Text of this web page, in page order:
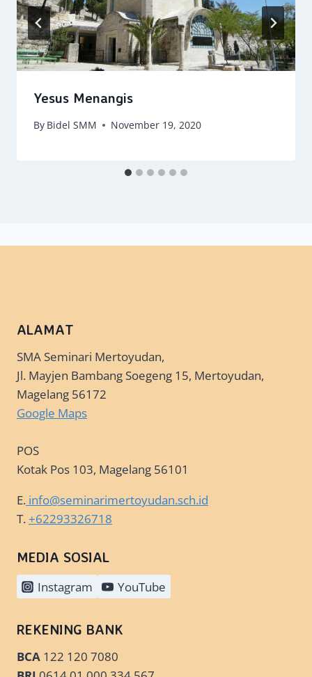
Yesus Menangis
By Bidel SMM November 19, 2020
ALAMAT
SMA Seminari Mertoyudan,
Jl. Mayjen Bambang Soegeng 15, Mertoyudan,
Magelang 56172
Google Maps
POS
Kotak Pos 103, Magelang 56101
E. info@seminarimertoyudan.sch.id
T.+62293326718
MEDIA SOSIAL
Instagram YouTube
REKENING BANK
BCA 122 120 7080